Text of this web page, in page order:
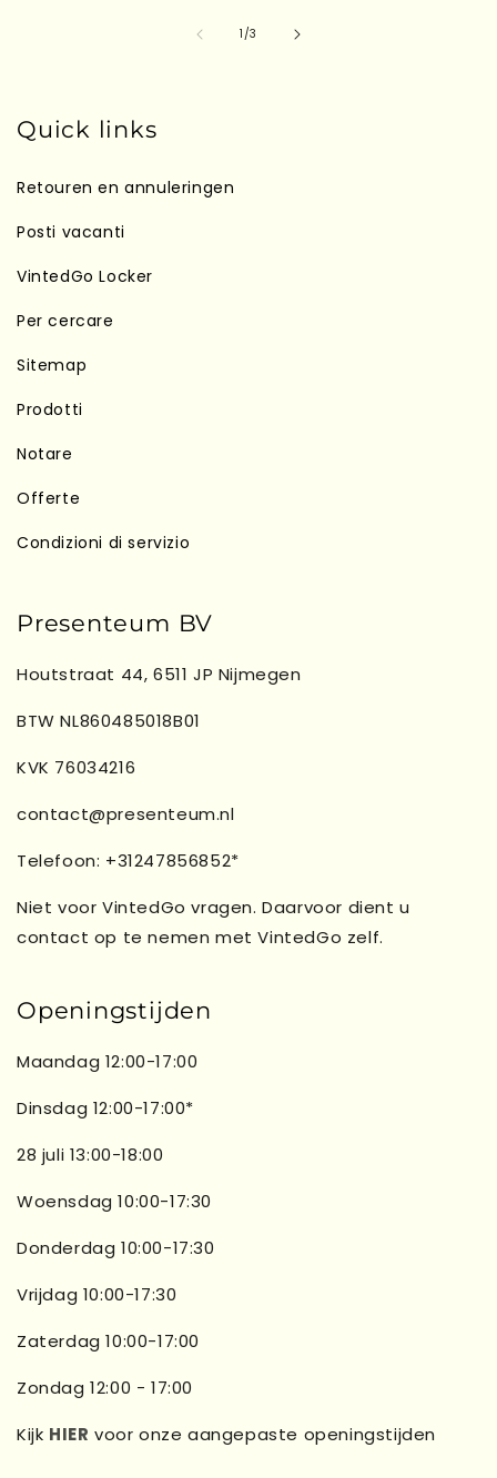
1/su
3
Quick links
Retouren en annuleringen
Posti vacanti
VintedGo Locker
Per cercare
Sitemap
Prodotti
Notare
Offerte
Condizioni di servizio
Presenteum BV
Houtstraat 44, 6511 JP Nijmegen
BTW NL860485018B01
KVK 76034216
contact@presenteum.nl
Telefoon: +31247856852*
Niet voor VintedGo vragen. Daarvoor dient u
contact op te nemen met VintedGo zelf.
Openingstijden
Maandag 12:00-17:00
Dinsdag 12:00-17:00*
28 juli 13:00-18:00
Woensdag 10:00-17:30
Donderdag 10:00-17:30
Vrijdag 10:00-17:30
Zaterdag 10:00-17:00
Zondag 12:00 - 17:00
Kijk HIER voor onze aangepaste openingstijden